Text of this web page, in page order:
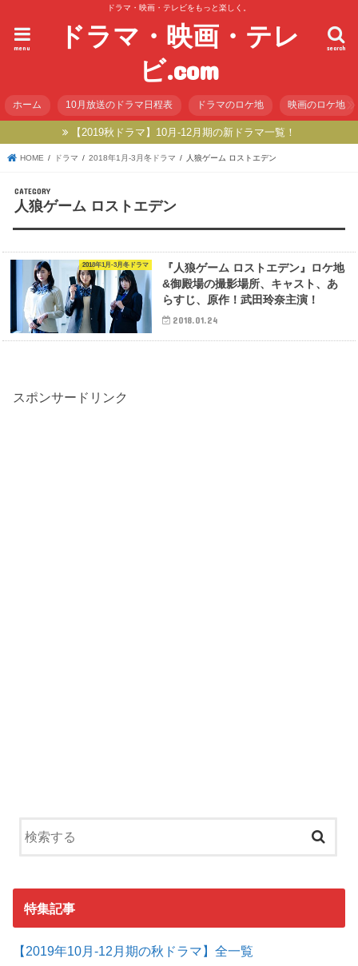
ドラマ・映画・テレビをもっと楽しく。
ドラマ・映画・テレ
ビ.com
search
menu
ホーム 10月放送のドラマ日程表 ドラマのロケ地 映画のロケ地
【2019秋ドラマ】10月-12月期の新ドラマ一覧！
HOME ドラマ 2018年1月-3月冬ドラマ 人狼ゲーム ロストエデン
人狼ゲーム ロストエデン
2018年1月-3月冬ドラマ
『人狼ゲーム ロストエデン』ロケ地
&御殿場の撮影場所、キャスト、あ
らすじ、原作！武田玲奈主演！
2018.01.24
スポンサードリンク
特集記事
【2019年10月-12月期の秋ドラマ】全一覧